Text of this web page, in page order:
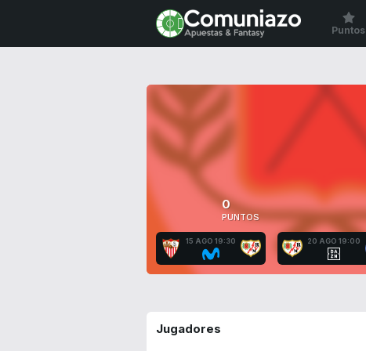
Puntos
0
PUNTOS
15 AGO 19:30 20 AGO 19:00
Jugadores